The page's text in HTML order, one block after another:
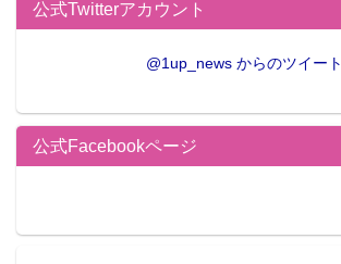
公式Twitterアカウント
@1up_news からのツイート
公式Facebookページ